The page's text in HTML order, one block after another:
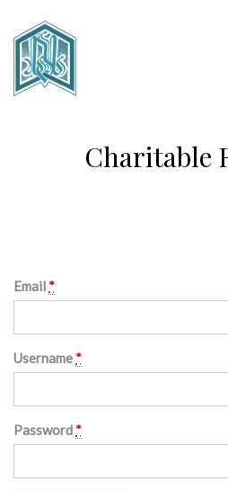
Charitable
Email*
Username*
Password*